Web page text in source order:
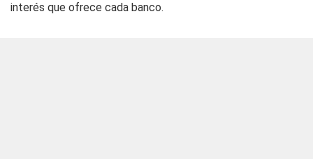
interés que ofrece cada banco.